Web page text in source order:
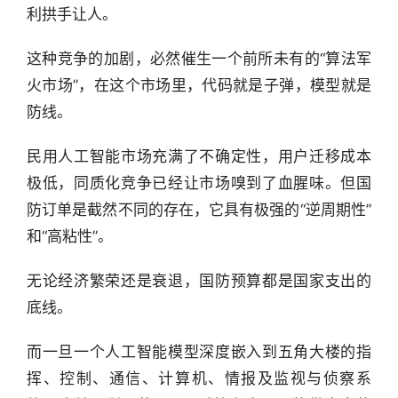
讯
选
头
深
度
产
经
数
据
选
报
利拱手让人。
这种竞争的加剧，必然催生一个前所未有的“算法军
火市场”，在这个市场里，代码就是子弹，模型就是
防线。
民用人工智能市场充满了不确定性，用户迁移成本
极低，同质化竞争已经让市场嗅到了血腥味。但国
防订单是截然不同的存在，它具有极强的“逆周期性”
和“高粘性”。
无论经济繁荣还是衰退，国防预算都是国家支出的
底线。
而一旦一个人工智能模型深度嵌入到五角大楼的指
挥、控制、通信、计算机、情报及监视与侦察系